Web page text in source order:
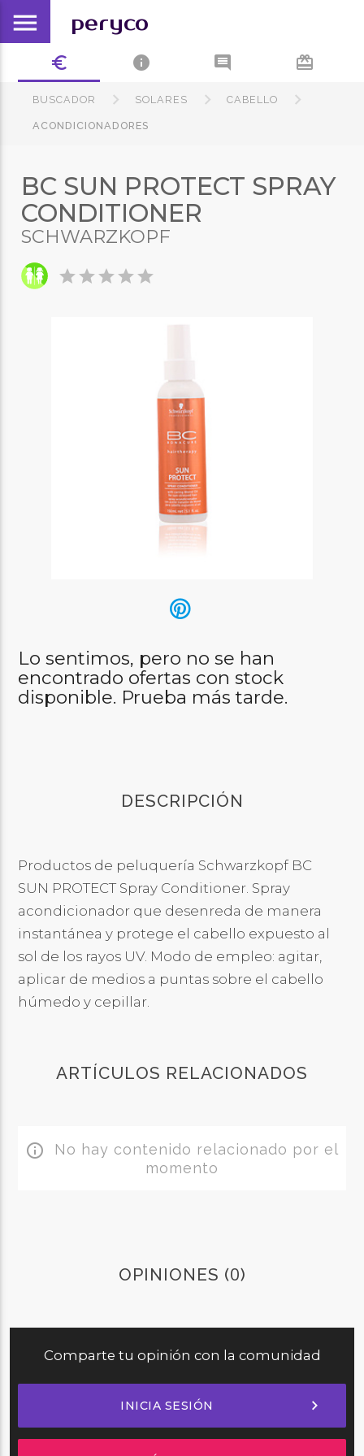
menu peryco
euro_symbol info comment card_giftcard
BUSCADOR SOLARES CABELLO
ACONDICIONADORES
BC SUN PROTECT SPRAY
CONDITIONER
SCHWARZKOPF
starstarstarstarstar
Lo sentimos, pero no se han
encontrado ofertas con stock
disponible. Prueba más tarde.
DESCRIPCIÓN
Productos de peluquería Schwarzkopf BC
SUN PROTECT Spray Conditioner. Spray
acondicionador que desenreda de manera
instantánea y protege el cabello expuesto al
sol de los rayos UV. Modo de empleo: agitar,
aplicar de medios a puntas sobre el cabello
húmedo y cepillar.
ARTÍCULOS RELACIONADOS
info_outline No hay contenido relacionado por el
momento
OPINIONES (0)
Comparte tu opinión con la comunidad
INICIA SESIÓN chevron_right